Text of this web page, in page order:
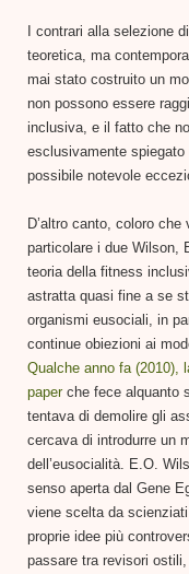
I contrari alla selezione
teoretica, ma
mai stato costruito un
non possono essere
inclusiva, e il fatto che
esclusivamente
possibile notevole
D’altro canto, coloro
particolare i due Wilson,
teoria della fitness
astratta quasi fine a se
organismi eusociali, in
continue obiezioni ai
Qualche anno fa (2010),
paper che fece alquanto
tentava di demolire gli
cercava di introdurre un
dell’eusocialità. E.O.
senso aperta dal Gene
viene scelta da
proprie idee più
passare tra revisori